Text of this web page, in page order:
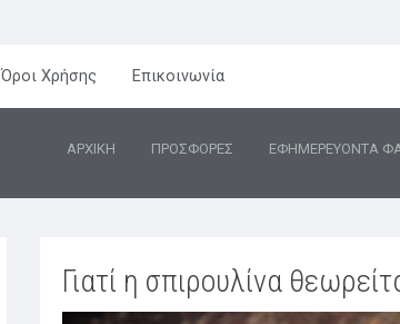
Όροι Χρήσης Επικοινωνία
ΑΡΧΙΚΗ ΠΡΟΣΦΟΡΕΣ ΕΦΗΜΕΡΕΥΟΝΤΑ
Γιατί η σπιρουλίνα